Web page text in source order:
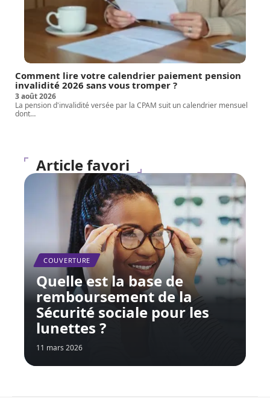
Comment lire votre calendrier paiement pension
invalidité 2026 sans vous tromper ?
3 août 2026
La pension d'invalidité versée par la CPAM suit un calendrier mensuel
dont…
Article favori
COUVERTURE
Quelle est la base de
remboursement de la
Sécurité sociale pour les
lunettes ?
11 mars 2026